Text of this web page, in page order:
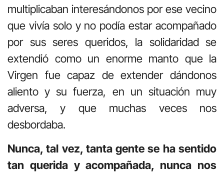
multiplicaban interesándonos por ese vecino
que vivía solo y no podía estar acompañado
por sus seres queridos, la solidaridad se
extendió como un enorme manto que la
Virgen fue capaz de extender dándonos
aliento y su fuerza, en un situación muy
adversa, y que muchas veces nos
desbordaba.
Nunca, tal vez, tanta gente se ha sentido
tan querida y acompañada, nunca nos